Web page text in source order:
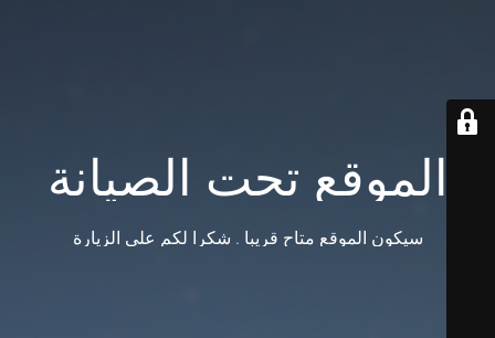
الموقع تحت الصيانة
سيكون الموقع متاح قريبا . شكرا لكم على الزيارة